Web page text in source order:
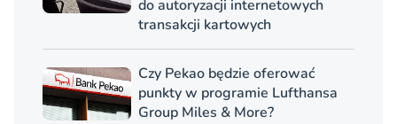
do autoryzacji internetowych
transakcji kartowych
Czy Pekao będzie oferować
punkty w programie Lufthansa
Group Miles & More?